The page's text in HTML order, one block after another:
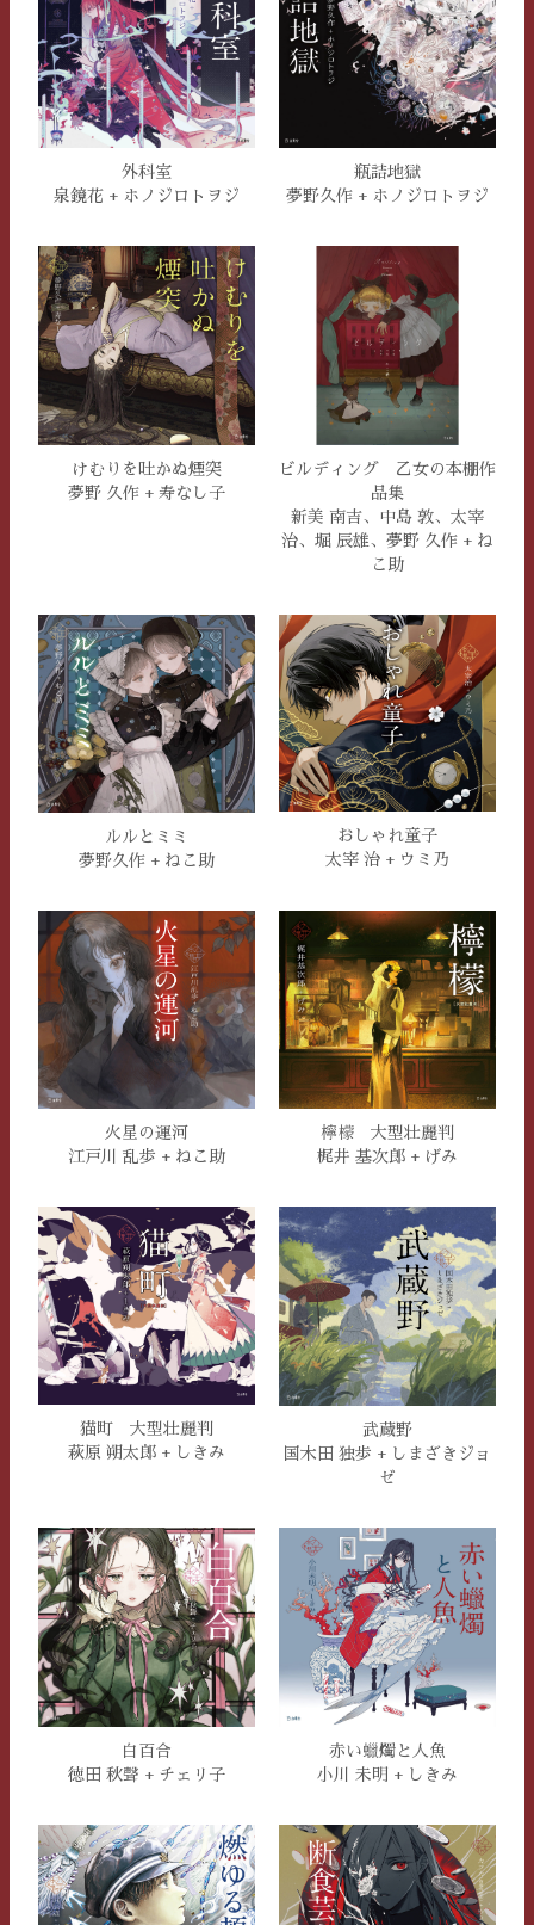
外科室
泉鏡花 + ホノジロトヲジ
瓶詰地獄
夢野久作 + ホノジロトヲジ
けむりを吐かぬ煙突
夢野 久作 + 寿なし子
ビルディング 乙女の本棚作
品集
新美 南吉、中島 敦、太宰
治、堀 辰雄、夢野 久作 + ね
こ助
ルルとミミ
夢野久作 + ねこ助
おしゃれ童子
太宰 治 + ウミ乃
火星の運河
江戸川 乱歩 + ねこ助
檸檬 大型壮麗判
梶井 基次郎 + げみ
猫町 大型壮麗判
萩原 朔太郎 + しきみ
武蔵野
国木田 独歩 + しまざきジョ
ゼ
白百合
徳田 秋聲 + チェリ子
赤い蠟燭と人魚
小川 未明 + しきみ